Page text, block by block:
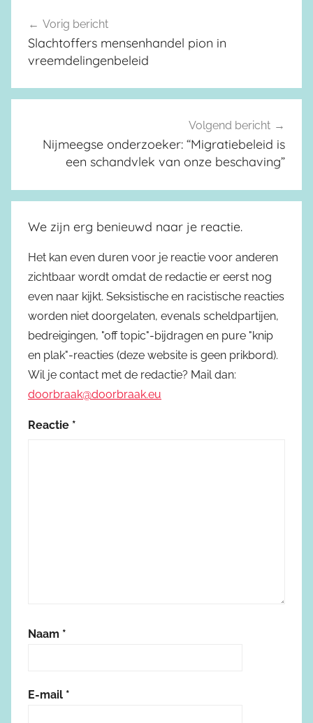
Berichtnavigatie
Vorig bericht
Slachtoffers mensenhandel pion in
vreemdelingenbeleid
Volgend bericht
Nijmeegse onderzoeker: “Migratiebeleid is
een schandvlek van onze beschaving”
We zijn erg benieuwd naar je reactie.
Het kan even duren voor je reactie voor anderen
zichtbaar wordt omdat de redactie er eerst nog
even naar kijkt. Seksistische en racistische reacties
worden niet doorgelaten, evenals scheldpartijen,
bedreigingen, "off topic"-bijdragen en pure "knip
en plak"-reacties (deze website is geen prikbord).
Wil je contact met de redactie? Mail dan:
doorbraak@doorbraak.eu
Reactie *
Naam *
E-mail *